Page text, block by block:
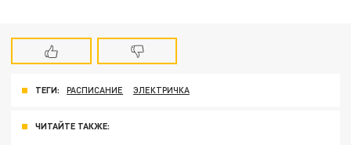
ТЕГИ: РАСПИСАНИЕ ЭЛЕКТРИЧКА
ЧИТАЙТЕ ТАКЖЕ: